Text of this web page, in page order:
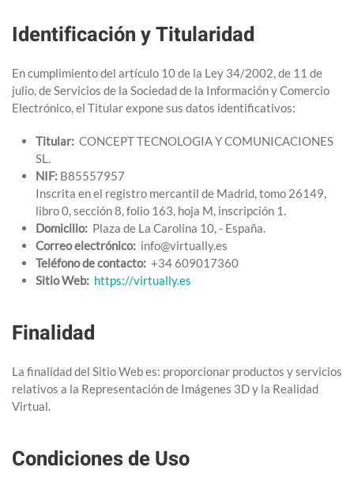
Identificación y Titularidad
En cumplimiento del artículo 10 de la Ley 34/2002, de 11 de
julio, de Servicios de la Sociedad de la Información y Comercio
Electrónico, el Titular expone sus datos identificativos:
Titular: CONCEPT TECNOLOGIA Y COMUNICACIONES
SL.
NIF: B85557957
Inscrita en el registro mercantil de Madrid, tomo 26149,
libro 0, sección 8, folio 163, hoja M, inscripción 1.
Domicilio: Plaza de La Carolina 10, - España.
Correo electrónico: info@virtually.es
Teléfono de contacto: +34 609017360
Sitio Web: https://virtually.es
Finalidad
La finalidad del Sitio Web es: proporcionar productos y servicios
relativos a la Representación de Imágenes 3D y la Realidad
Virtual.
Condiciones de Uso